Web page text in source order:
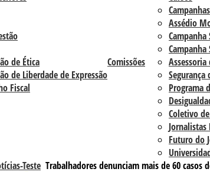
Comissões
de Ética
de Liberdade de Expressão
Fiscal
Campanhas
Assédio
Campanha
Campanha
Segurança
Programa
Coletivo
Jornalistas
Futuro do
Teste Trabalhadores denunciam mais de 60 casos